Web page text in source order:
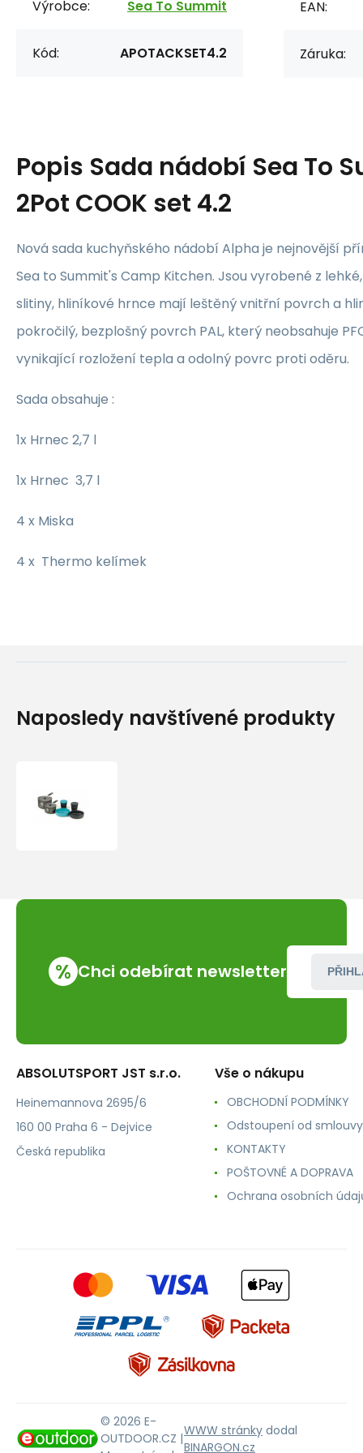
Výrobce: Sea To Summit
Kód: APOTACKSET4.2
EAN:
Záruka:
Popis Sada nádobí Sea To
2Pot COOK set 4.2
Nová sada kuchyňského nádobí Alpha je nejnovější
Sea to Summit's Camp Kitchen. Jsou vyrobené z
slitiny, hliníkové hrnce mají leštěný vnitřní povrch a
pokročilý, bezplošný povrch PAL, který neobsahuje
vynikající rozložení tepla a odolný povrc proti oděru.
Sada obsahuje :
1x Hrnec 2,7 l
1x Hrnec 3,7 l
4 x Miska
4 x Thermo kelímek
Naposledy navštívené produkty
COOK
% Chci odebírat newsletter
ABSOLUTSPORT JST s.r.o.
Heinemannova 2695/6
160 00 Praha 6 - Dejvice
Česká republika
Vše o nákupu
OBCHODNÍ PODMÍNKY
Odstoupení od smlouvy
KONTAKTY
POŠTOVNÉ A DOPRAVA
Ochrana osobních
© 2026 E-
OUTDOOR.CZ |
WWW stránky dodal
BINARGON.cz